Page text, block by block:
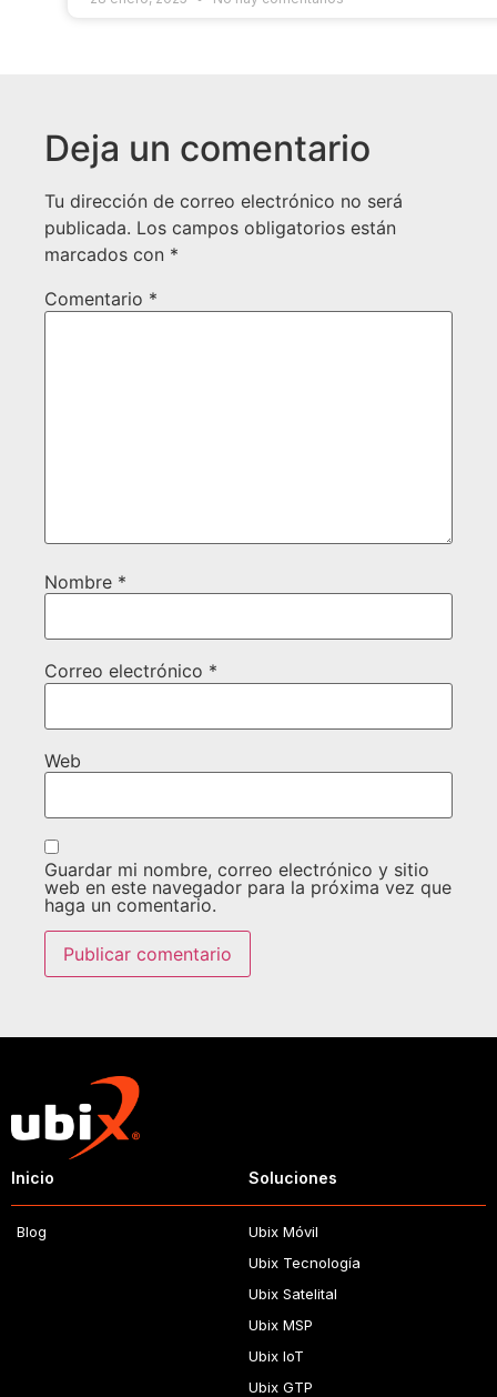
Deja un comentario
Tu dirección de correo electrónico no será
publicada. Los campos obligatorios están
marcados con *
Comentario *
Nombre *
Correo electrónico *
Web
Guardar mi nombre, correo electrónico y sitio
web en este navegador para la próxima vez que
haga un comentario.
Inicio
Blog
Soluciones
Ubix Móvil
Ubix Tecnología
Ubix Satelital
Ubix MSP
Ubix IoT
Ubix GTP